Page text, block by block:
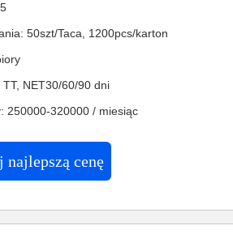
50szt/Taca, 1200pcs/karton
TT, NET30/60/90 dni
250000-320000 / miesiąc
najlepszą cenę